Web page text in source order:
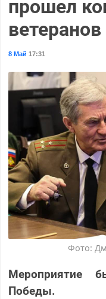
прошел
ветеранов
8 Май 17:31
Фото:
Мероприятие
Победы.